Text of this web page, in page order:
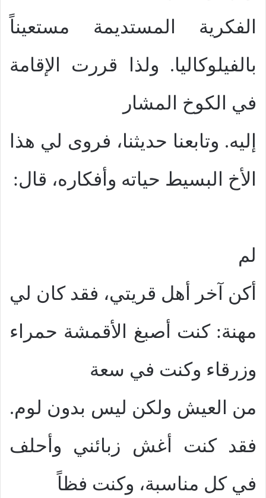
الفكرية المستديمة مستعيناً
بالفيلوكاليا. ولذا قررت الإقامة
في الكوخ المشار
إليه. وتابعنا حديثنا، فروى لي هذا
الأخ البسيط حياته وأفكاره، قال:
لم
أكن آخر أهل قريتي، فقد كان لي
مهنة: كنت أصبغ الأقمشة حمراء
وزرقاء وكنت في سعة
من العيش ولكن ليس بدون لوم.
فقد كنت أغش زبائني وأحلف
في كل مناسبة، وكنت فظاً